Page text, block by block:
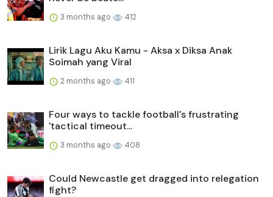
3 months ago 412
Lirik Lagu Aku Kamu - Aksa x Diksa Anak
Soimah yang Viral
2 months ago 411
Four ways to tackle football's frustrating
'tactical timeout...
3 months ago 408
Could Newcastle get dragged into relegation
fight?